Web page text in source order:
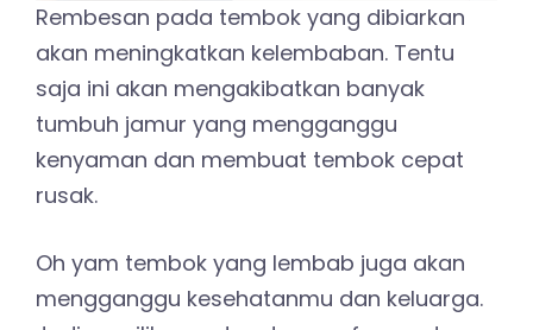
Rembesan pada tembok yang dibiarkan
akan meningkatkan kelembaban. Tentu
saja ini akan mengakibatkan banyak
tumbuh jamur yang mengganggu
kenyaman dan membuat tembok cepat
rusak.
Oh yam tembok yang lembab juga akan
mengganggu kesehatanmu dan keluarga.